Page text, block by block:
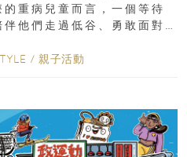
重病兒童而言，一個等待
他們走過低谷、勇敢面對
/ 親子活動